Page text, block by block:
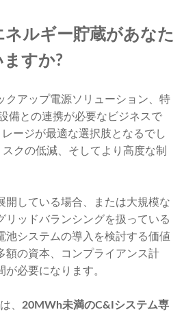
ルギー貯蔵があなた
すか?
クアップ電源ソリューション、特
備との連携が必要なビジネスで
ージが最適な選択肢となるでし
クの低減、そしてより高度な制
開している場合、または大規模な
リッドバランシングを扱っている
池システムの導入を検討する価値
額の資本、コンプライアンス計
必要になります。
、 20MWh未満のC&Iシステム専